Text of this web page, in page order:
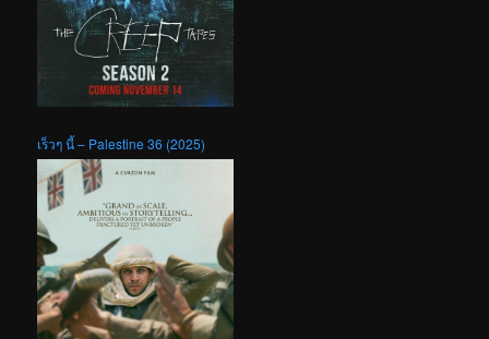
เร็วๆ นี้ – Palestine 36 (2025)